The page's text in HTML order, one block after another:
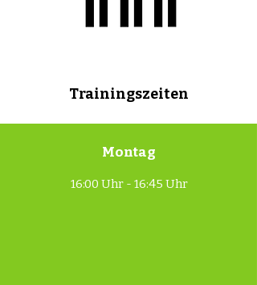
Trainingszeiten
Montag
16:00 Uhr - 16:45 Uhr